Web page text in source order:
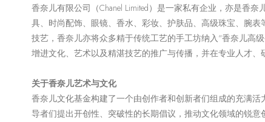
香奈儿有限公司（Chanel Limited）是一家私有企业，亦是香奈
具、时尚配饰、眼镜、香水、彩妆、护肤品、高级珠宝、腕
技艺，香奈儿亦将众多精于传统工艺的手工坊纳入“香奈儿高
增进文化、艺术以及精湛技艺的推广与传播，并在专业人才
关于香奈儿艺术与文化
香奈儿文化基金构建了一个由创作者和创新者们组成的充满
导者们提出开创性、突破性的长期倡议，推动文化领域的锐意